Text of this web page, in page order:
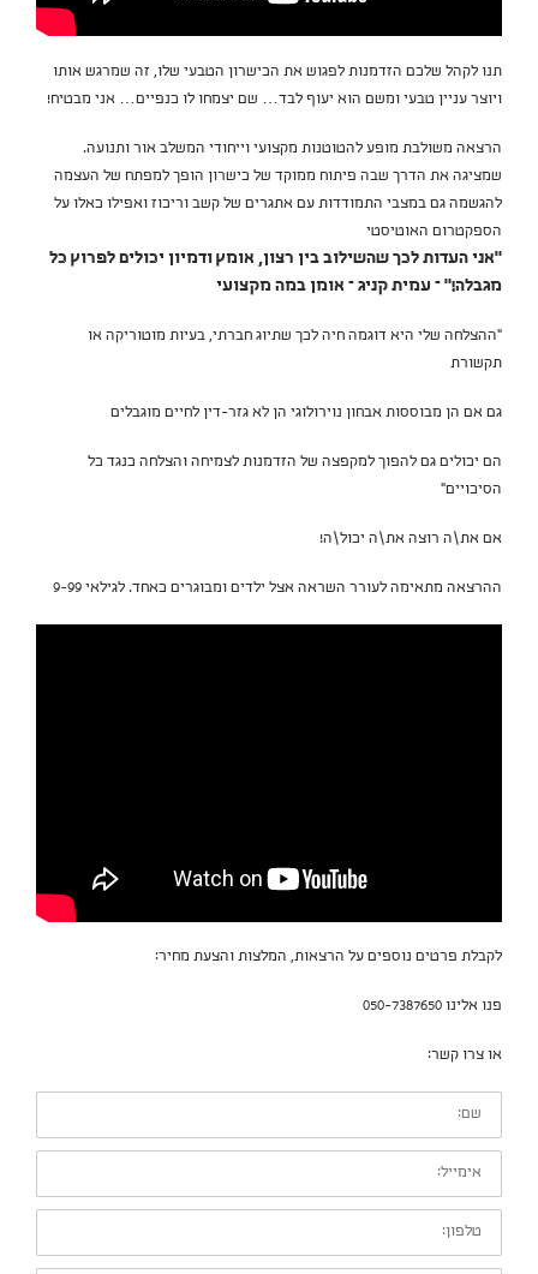
תנו לקהל שלכם הזדמנות לפגוש את הכישרון הטבעי שלו, זה שמרגש אותו
ויוצר עניין טבעי ומשם הוא יעוף לבד… שם יצמחו לו כנפיים… אני מבטיח!
הרצאה משולבת מופע להטוטנות מקצועי וייחודי המשלב אור ותנועה.
שמציגה את הדרך שבה פיתוח ממוקד של כישרון הופך למפתח של העצמה
להגשמה גם במצבי התמודדות עם אתגרים של קשב וריכוז ואפילו כאלו על
הספקטרום האוטיסטי
"אני העדות לכך שהשילוב בין רצון, אומץ ודמיון יכולים לפרוץ כל
מגבלה!" – עמית קניג – אומן במה מקצועי
״ההצלחה שלי היא דוגמה חיה לכך שתיוג חברתי, בעיות מוטוריקה או
תקשורת
גם אם הן מבוססות אבחון נוירולוגי הן לא גזר-דין לחיים מוגבלים
הם יכולים גם להפוך למקפצה של הזדמנות לצמיחה והצלחה כנגד כל
הסיכויים״
אם את\ה רוצה את\ה יכול\ה!
ההרצאה מתאימה לעורר השראה אצל ילדים ומבוגרים כאחד. לגילאי 9-99
לקבלת פרטים נוספים על הרצאות, המלצות והצעת מחיר:
פנו אלינו 050-7387650
או צרו קשר:
שם:
אימייל:
טלפון: